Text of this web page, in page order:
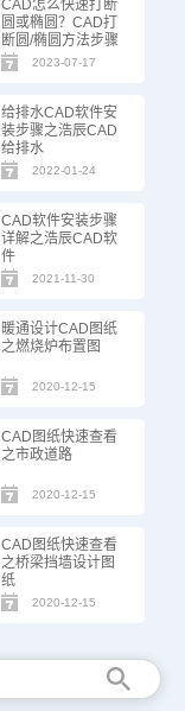
CAD怎么快速打断
圆或椭圆？CAD打
断圆/椭圆方法步骤
2023-07-17
给排水CAD软件安
装步骤之浩辰CAD
给排水
2022-01-24
CAD软件安装步骤
详解之浩辰CAD软
件
2021-11-30
暖通设计CAD图纸
之燃烧炉布置图
2020-12-15
CAD图纸快速查看
之市政道路
2020-12-15
CAD图纸快速查看
之桥梁挡墙设计图
纸
2020-12-15